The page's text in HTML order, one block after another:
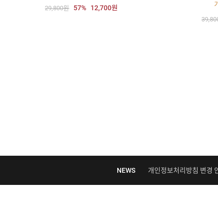
29,800원 57% 12,700원
NEWS 개인정보처리방침 변경